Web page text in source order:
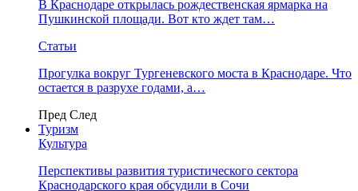
В Краснодаре открылась рождественская ярмарка на
Пушкинской площади. Вот кто ждет там…
Статьи
Прогулка вокруг Тургеневского моста в Краснодаре. Что
остается в разрухе годами, а…
Пред След
Туризм
Культура
Перспективы развития туристического сектора
Краснодарского края обсудили в Сочи